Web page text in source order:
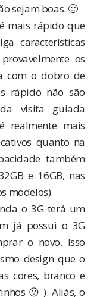
sejam boas. 🙂
mais rápido que
características
os
com o dobro de
rápido não são
visita guiada
realmente mais
quanto na
também
e 16GB, nas
modelos).
o 3G terá um
já possui o 3G
o novo. Isso
design que o
cores, branco e
😛 ). Aliás, o